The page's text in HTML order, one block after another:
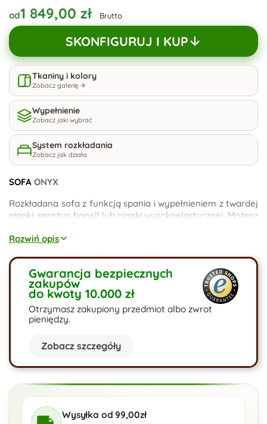
od1 849,00 zł Brutto
SKONFIGURUJ I KUP
Tkaniny i kolory
Zobacz galerię
Wypełnienie
Zobacz jaki wybrać
System rozkładania
Zobacz jak działa
SOFA ONYX
Rozkładana sofa z funkcją spania i wypełnieniem z twardej
pianki, sprężyn bonell lub pianki wysokoelastycznej. Możesz
stworzysz w konfiguratorze zakupu. Stwórz soją
Rozwiń opis
Gwarancja bezpiecznych
zakupów
do kwoty 10.000 zł
Otrzymasz zakupiony przedmiot albo zwrot
pieniędzy.
Zobacz szczegóły
Wysyłka od 99,00zł